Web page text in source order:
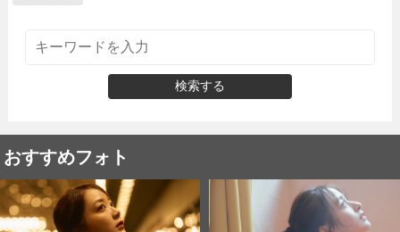
検索する
おすすめフォト